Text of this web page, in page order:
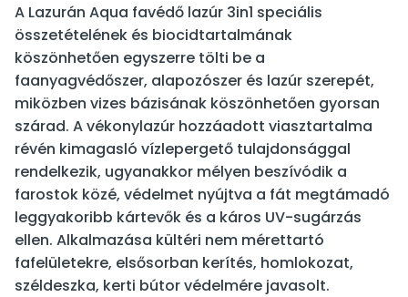
A Lazurán Aqua favédő lazúr 3in1 speciális
összetételének és biocidtartalmának
köszönhetően egyszerre tölti be a
faanyagvédőszer, alapozószer és lazúr szerepét,
miközben vizes bázisának köszönhetően gyorsan
szárad. A vékonylazúr hozzáadott viasztartalma
révén kimagasló vízlepergető tulajdonsággal
rendelkezik, ugyanakkor mélyen beszívódik a
farostok közé, védelmet nyújtva a fát megtámadó
leggyakoribb kártevők és a káros UV-sugárzás
ellen. Alkalmazása kültéri nem mérettartó
fafelületekre, elsősorban kerítés, homlokozat,
széldeszka, kerti bútor védelmére javasolt.